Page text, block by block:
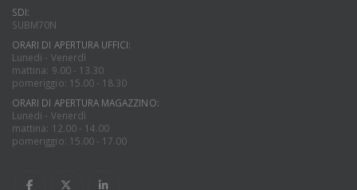
SDI:
SUBM70N
ORARI DI APERTURA UFFICI:
Lunedi - Venerdì
mattina: 9.00 - 13.30
pomeriggio: 15.00 - 18.30
ORARI DI APERTURA MAGAZZINO:
Lunedi - Venerdì
mattina: 12.00 - 14.00
pomeriggio: 15.00 - 17.00